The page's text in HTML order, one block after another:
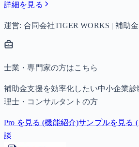
詳細を見る
運営: 合同会社TIGER WORKS | 補助
士業・専門家の方はこちら
補助金支援を効率化したい中小企業
理士・コンサルタントの方
Pro を見る (機能紹介)サンプルを見る
談